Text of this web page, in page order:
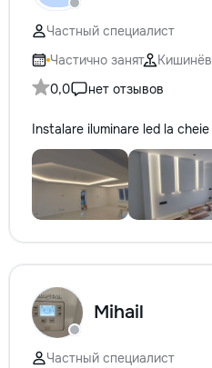
Частный специалист
Частично занят
Кишинёв
0,0
нет отзывов
Instalare iluminare led la cheie
Mihail
Частный специалист